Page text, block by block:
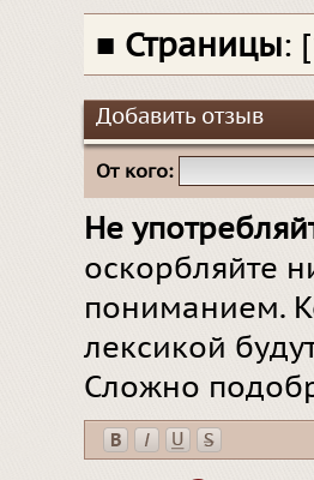
■ Страницы:
Добавить отзыв
От кого:
Не
оскорбляйте
пониманием.
лексикой
Сложно